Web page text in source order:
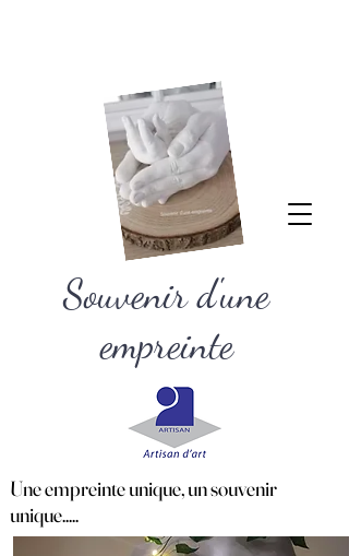
Souvenir d'une
empreinte
Une empreinte unique, un souvenir
unique.....